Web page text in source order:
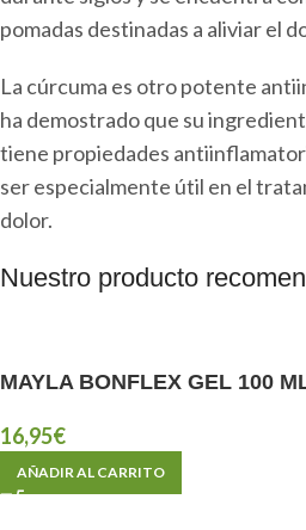
pomadas destinadas a aliviar el
La cúrcuma es otro potente
ha demostrado que su
tiene propiedades
ser especialmente útil en el
dolor.
Nuestro producto
MAYLA BONFLEX GEL 100
16,95€
AÑADIR AL CARRITO